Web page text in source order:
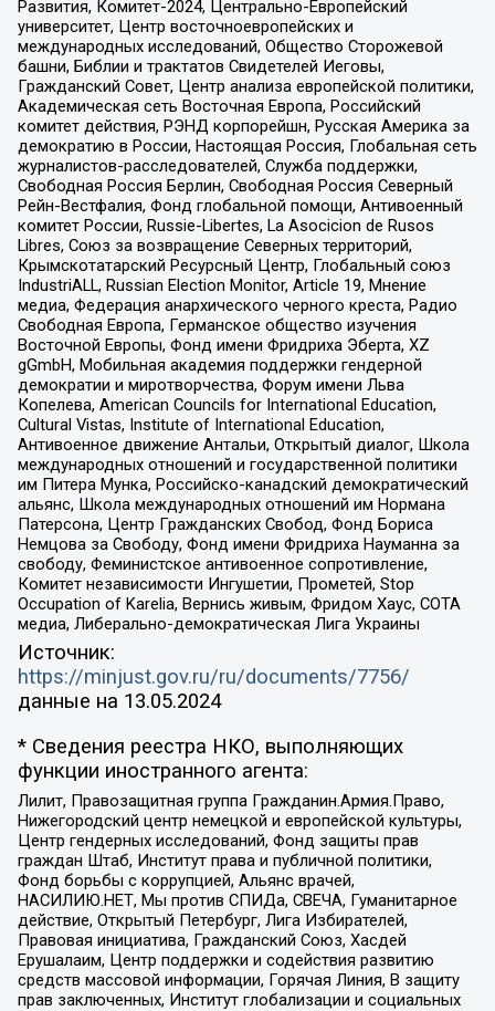
Развития, Комитет-2024, Центрально-Европейский
университет, Центр восточноевропейских и
международных исследований, Общество Сторожевой
башни, Библии и трактатов Свидетелей Иеговы,
Гражданский Совет, Центр анализа европейской политики,
Академическая сеть Восточная Европа, Российский
комитет действия, РЭНД корпорейшн, Русская Америка за
демократию в России, Настоящая Россия, Глобальная сеть
журналистов-расследователей, Служба поддержки,
Свободная Россия Берлин, Свободная Россия Северный
Рейн-Вестфалия, Фонд глобальной помощи, Антивоенный
комитет России, Russie-Libertes, La Asocicion de Rusos
Libres, Союз за возвращение Северных территорий,
Крымскотатарский Ресурсный Центр, Глобальный союз
IndustriALL, Russian Election Monitor, Article 19, Мнение
медиа, Федерация анархического черного креста, Радио
Свободная Европа, Германское общество изучения
Восточной Европы, Фонд имени Фридриха Эберта, XZ
gGmbH, Мобильная академия поддержки гендерной
демократии и миротворчества, Форум имени Льва
Копелева, American Councils for International Education,
Cultural Vistas, Institute of International Education,
Антивоенное движение Антальи, Открытый диалог, Школа
международных отношений и государственной политики
им Питера Мунка, Российско-канадский демократический
альянс, Школа международных отношений им Нормана
Патерсона, Центр Гражданских Свобод, Фонд Бориса
Немцова за Свободу, Фонд имени Фридриха Науманна за
свободу, Феминистское антивоенное сопротивление,
Комитет независимости Ингушетии, Прометей, Stop
Occupation of Karelia, Вернись живым, Фридом Хаус, СОТА
медиа, Либерально-демократическая Лига Украины
Источник:
https://minjust.gov.ru/ru/documents/7756/
данные на 13.05.2024
* Сведения реестра НКО, выполняющих
функции иностранного агента:
Лилит, Правозащитная группа Гражданин.Армия.Право,
Нижегородский центр немецкой и европейской культуры,
Центр гендерных исследований, Фонд защиты прав
граждан Штаб, Институт права и публичной политики,
Фонд борьбы с коррупцией, Альянс врачей,
НАСИЛИЮ.НЕТ, Мы против СПИДа, СВЕЧА, Гуманитарное
действие, Открытый Петербург, Лига Избирателей,
Правовая инициатива, Гражданский Союз, Хасдей
Ерушалаим, Центр поддержки и содействия развитию
средств массовой информации, Горячая Линия, В защиту
прав заключенных, Институт глобализации и социальных